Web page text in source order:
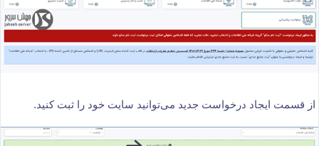
از قسمت ایجاد درخواست جدید می‌توانید سایت خود را ثبت کنید.